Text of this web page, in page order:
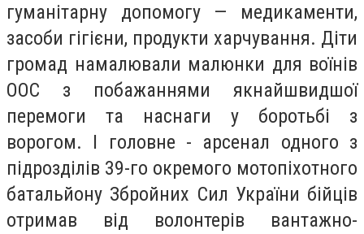
гуманітарну допомогу — медикаменти,
засоби гігієни, продукти харчування. Діти
громад намалювали малюнки для воїнів
ООС з побажаннями якнайшвидшої
перемоги та наснаги у боротьбі з
ворогом. І головне - арсенал одного з
підрозділів 39-го окремого мотопіхотного
батальйону Збройних Сил України бійців
отримав від волонтерів вантажно-